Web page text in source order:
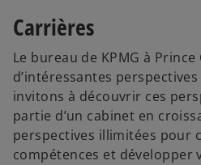
Carrières
Le bureau de KPMG à
d’intéressantes
invitons à découvrir ces
partie d’un cabinet en
perspectives illimitées pour
compétences et développer